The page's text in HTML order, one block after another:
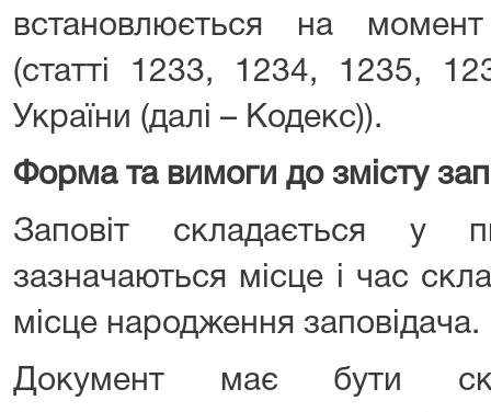
встановлюється на
(статті 1233, 1234, 1235,
України (далі – Кодекс)).
Форма та вимоги до змісту
Заповіт складається у
зазначаються місце і час
місце народження заповідача.
Документ має бути